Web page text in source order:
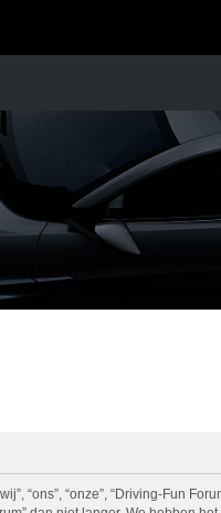
“ons”, “onze”, “Driving-Fun